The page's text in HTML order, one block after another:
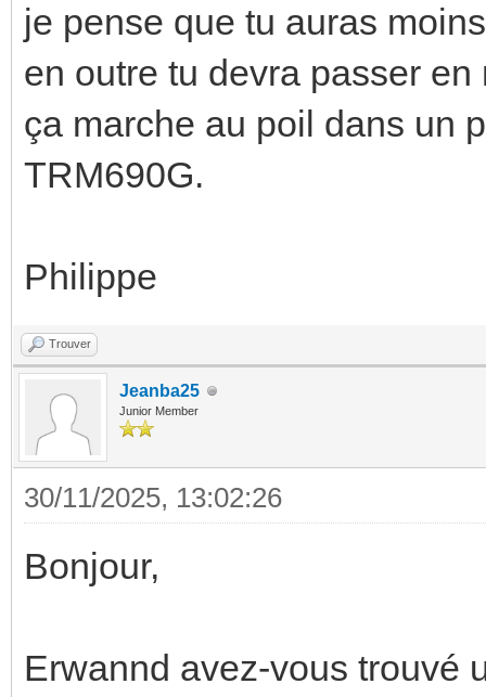
je pense que tu auras
en outre tu devra passer
ça marche au poil dans un
TRM690G.
Philippe
Trouver
Jeanba25
Junior Member
30/11/2025, 13:02:26
Bonjour,
Erwannd avez-vous trouvé